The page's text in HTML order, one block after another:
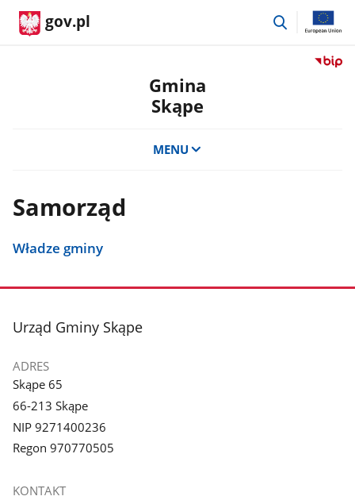
gov.pl
przejdź
Przejdź
Gmina
Skąpe
MENU
Samorząd
Władze gminy
stopka
Urząd Gminy Skąpe
ADRES
Skąpe 65
66-213 Skąpe
NIP 9271400236
Regon 970770505
KONTAKT